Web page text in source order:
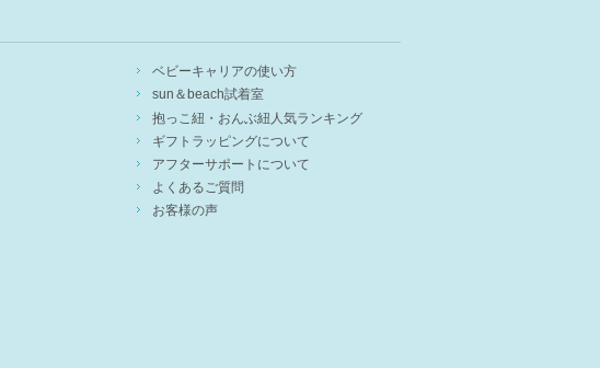
ベビーキャリアの使い方
sun＆beach試着室
抱っこ紐・おんぶ紐人気ランキング
ギフトラッピングについて
アフターサポートについて
よくあるご質問
お客様の声